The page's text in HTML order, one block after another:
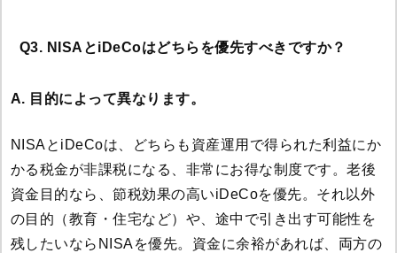
Q3. NISAとiDeCoはどちらを優先すべきですか？
A. 目的によって異なります。
NISAとiDeCoは、どちらも資産運用で得られた利益にか
かる税金が非課税になる、非常にお得な制度です。老後
資金目的なら、節税効果の高いiDeCoを優先。それ以外
の目的（教育・住宅など）や、途中で引き出す可能性を
残したいならNISAを優先。資金に余裕があれば、両方の